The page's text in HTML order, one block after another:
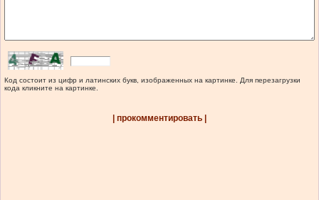
Код состоит из цифр и латинских букв, изображенных на картинке. Для перезагрузки
кода кликните на картинке.
| прокомментировать |